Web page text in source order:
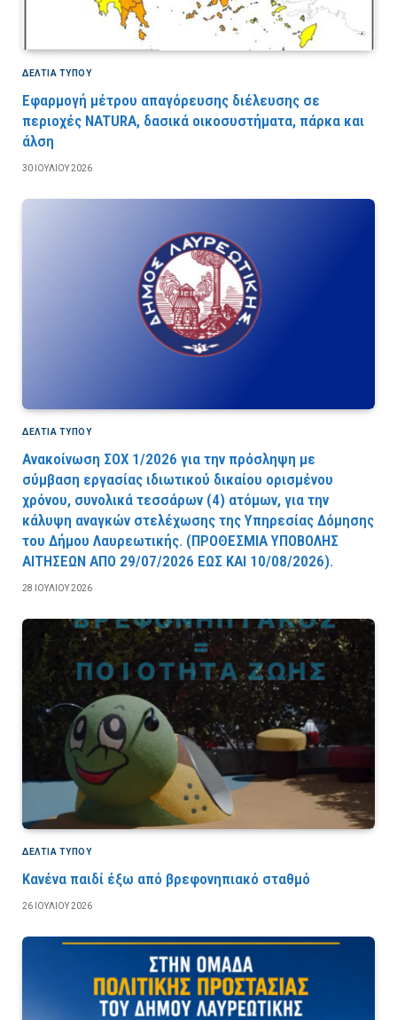
ΔΕΛΤΙΑ ΤΥΠΟΥ
Εφαρμογή μέτρου απαγόρευσης διέλευσης σε
περιοχές NATURA, δασικά οικοσυστήματα, πάρκα και
άλση
30 ΙΟΥΛΊΟΥ 2026
ΔΕΛΤΙΑ ΤΥΠΟΥ
Ανακοίνωση ΣΟΧ 1/2026 για την πρόσληψη με
σύμβαση εργασίας ιδιωτικού δικαίου ορισμένου
χρόνου, συνολικά τεσσάρων (4) ατόμων, για την
κάλυψη αναγκών στελέχωσης της Υπηρεσίας Δόμησης
του Δήμου Λαυρεωτικής. (ΠPOΘEΣMIA YΠOBOΛHΣ
AITHΣEΩN AΠO 29/07/2026 EΩΣ KAI 10/08/2026).
28 ΙΟΥΛΊΟΥ 2026
ΔΕΛΤΙΑ ΤΥΠΟΥ
Κανένα παιδί έξω από βρεφονηπιακό σταθμό
26 ΙΟΥΛΊΟΥ 2026